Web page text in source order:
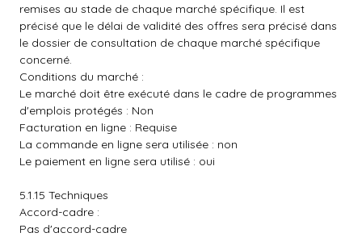
remises au stade de chaque marché spécifique. Il est
précisé que le délai de validité des offres sera précisé dans
le dossier de consultation de chaque marché spécifique
concerné.
Conditions du marché :
Le marché doit être exécuté dans le cadre de programmes
d'emplois protégés : Non
Facturation en ligne : Requise
La commande en ligne sera utilisée : non
Le paiement en ligne sera utilisé : oui
5.1.15 Techniques
Accord-cadre :
Pas d'accord-cadre